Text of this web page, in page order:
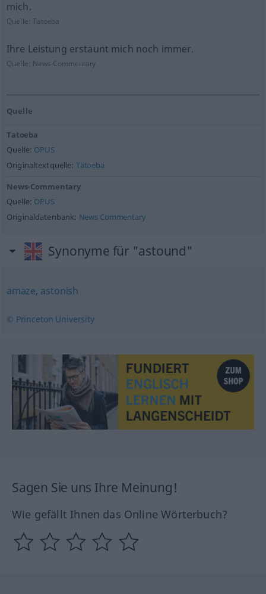
mich.
Quelle:Tatoeba
Ihre Leistung erstaunt mich noch immer.
Quelle: News-Commentary
Quelle
Tatoeba
Quelle: OPUS
Originaltextquelle: Tatoeba
News-Commentary
Quelle: OPUS
Originaldatenbank: News Commentary
Synonyme für "astound"
amaze, astonish
© Princeton University
Sagen Sie uns Ihre Meinung!
Wie gefällt Ihnen das Online Wörterbuch?